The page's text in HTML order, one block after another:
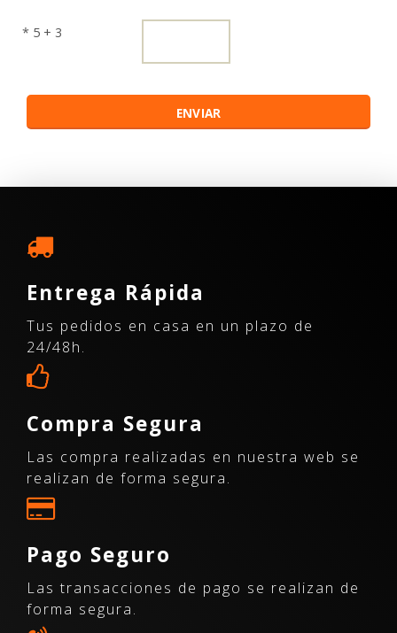
* 5 + 3
Entrega Rápida
Tus pedidos en casa en un plazo de
24/48h.
Compra Segura
Las compra realizadas en nuestra web se
realizan de forma segura.
Pago Seguro
Las transacciones de pago se realizan de
forma segura.